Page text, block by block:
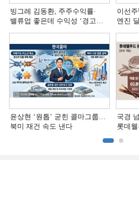
빙그레 김동환, 주주수익률·
밸류업 좋은데 수익성 ‘경고등ʼ
이선
엔진
윤상현 ‘원톱ʼ 굳힌 콜마그룹…
북미 재건 속도 낸다
국경
롯데웰